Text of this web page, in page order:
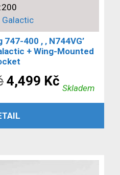
Galactic
400 , ‚ N744VG’
+ Wing-Mounted
Původní
cena
byla:
4,499 Kč
cena
Skladem
KOŠÍKU